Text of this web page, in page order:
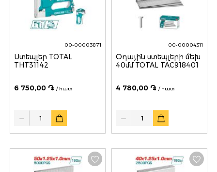
00-00003871
Ստեպլեր TOTAL
THT31142
6 750,00 ֏ / հատ
00-00004311
Օդային ստեպլերի մեխ
40մմ TOTAL TAC918401
4 780,00 ֏ / հատ